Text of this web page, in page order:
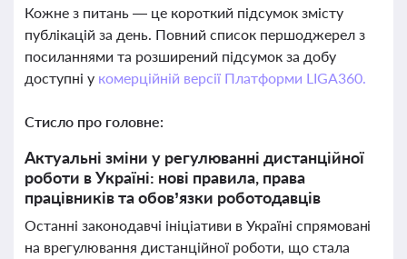
Кожне з питань — це короткий підсумок змісту
публікацій за день. Повний список першоджерел з
посиланнями та розширений підсумок за добу
доступні у комерційній версії Платформи LIGA360.
Стисло про головне:
Актуальні зміни у регулюванні дистанційної
роботи в Україні: нові правила, права
працівників та обов’язки роботодавців
Останні законодавчі ініціативи в Україні спрямовані
на врегулювання дистанційної роботи, що стала